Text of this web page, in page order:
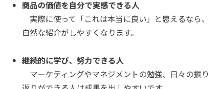
商品の価値を自分で実感できる人
実際に使って「これは本当に良い」と思えるなら、
自然な紹介がしやすくなります。
継続的に学び、努力できる人
マーケティングやマネジメントの勉強、日々の振り